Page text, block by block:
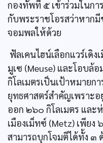
กองทัพที่ ๕ เข้าร่วมในก
กับพระราชโอรสว่าหาก
จอมพลให้ด้วย
ฟัลเคนไฮน์เลือกแวร์เดิ
มูเซ (Meuse) และโอบล้
กิโลเมตรเป็นเป้าหมายก
ยุทธศาสตร์สำคัญเพราะ
ออก ๒๖๐ กิโลเมตร และ
เมืองเม็ทซ์ (Metz) เพียง
สามารถบุกโจมตีได้ทั้ง ๓